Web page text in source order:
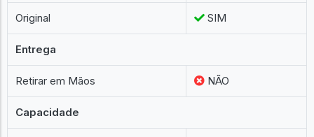
Original SIM
Entrega
Retirar em Mãos NÃO
Capacidade